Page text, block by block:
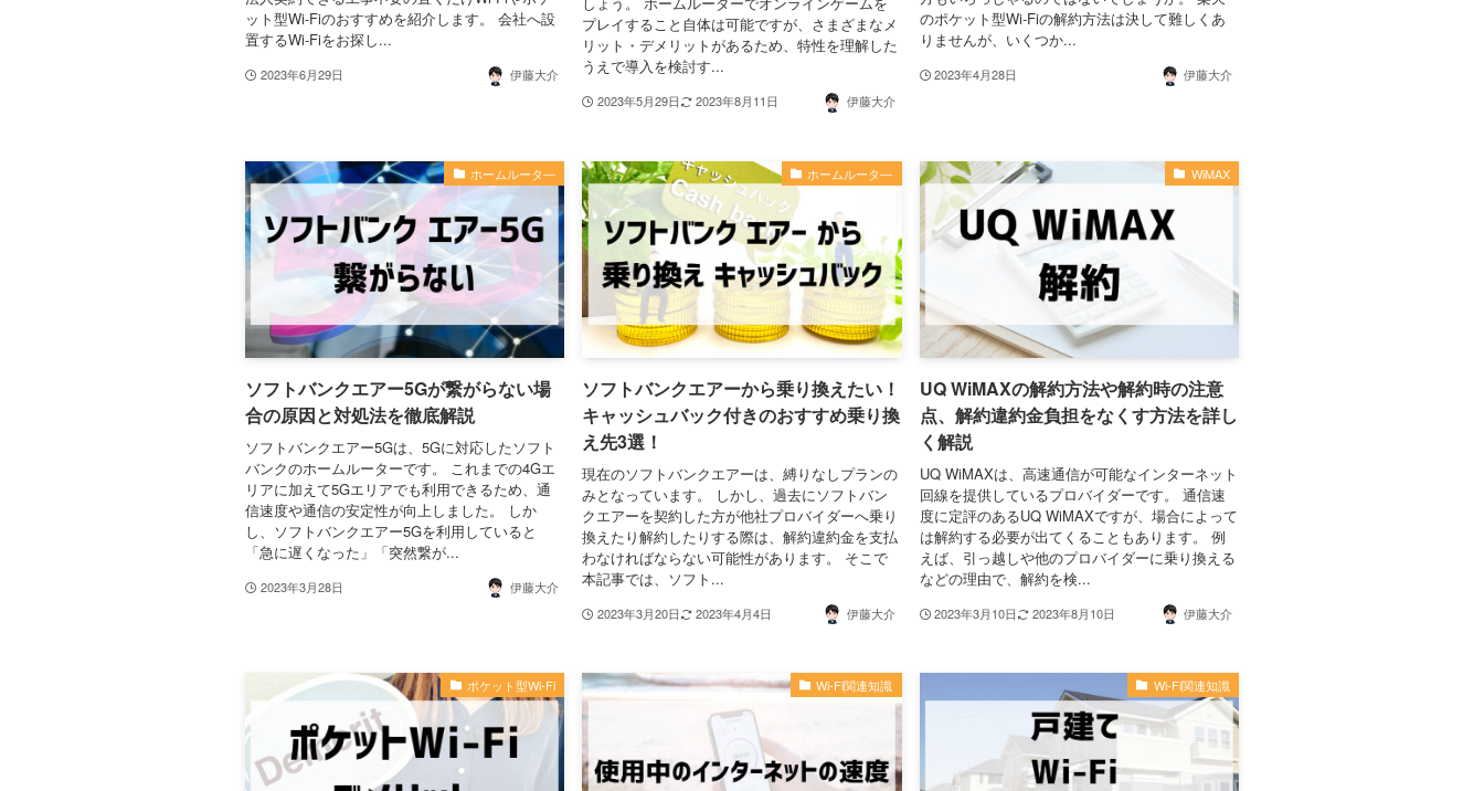
ット型Wi-Fiのおすすめを紹介します。 会社へ設
置するWi-Fiをお探し...
2023年6月29日 伊藤大介
プレイすること自体は可能ですが、さまざまなメ
リット・デメリットがあるため、特性を理解した
うえで導入を検討す...
2023年5月29日 2023年8月11日 伊藤大介
のポケット型Wi-Fiの解約方法は決して難しくあ
りませんが、いくつか...
2023年4月28日 伊藤大介
ホームルータ―
ソフトバンクエアー5Gが繋がらない場
合の原因と対処法を徹底解説
ソフトバンクエアー5Gは、5Gに対応したソフト
バンクのホームルーターです。 これまでの4Gエ
リアに加えて5Gエリアでも利用できるため、通
信速度や通信の安定性が向上しました。 しか
し、ソフトバンクエアー5Gを利用していると
「急に遅くなった」「突然繋が...
2023年3月28日 伊藤大介
ホームルータ―
ソフトバンクエアーから乗り換えたい！
キャッシュバック付きのおすすめ乗り換
え先3選！
現在のソフトバンクエアーは、縛りなしプランの
みとなっています。 しかし、過去にソフトバン
クエアーを契約した方が他社プロバイダーへ乗り
換えたり解約したりする際は、解約違約金を支払
わなければならない可能性があります。 そこで
本記事では、ソフト...
2023年3月20日 2023年4月4日 伊藤大介
WiMAX
UQ WiMAXの解約方法や解約時の注意
点、解約違約金負担をなくす方法を詳し
く解説
UQ WiMAXは、高速通信が可能なインターネット
回線を提供しているプロバイダーです。 通信速
度に定評のあるUQ WiMAXですが、場合によって
は解約する必要が出てくることもあります。 例
えば、引っ越しや他のプロバイダーに乗り換える
などの理由で、解約を検...
2023年3月10日 2023年8月10日 伊藤大介
ポケット型Wi-Fi Wi-Fi関連知識 Wi-Fi関連知識